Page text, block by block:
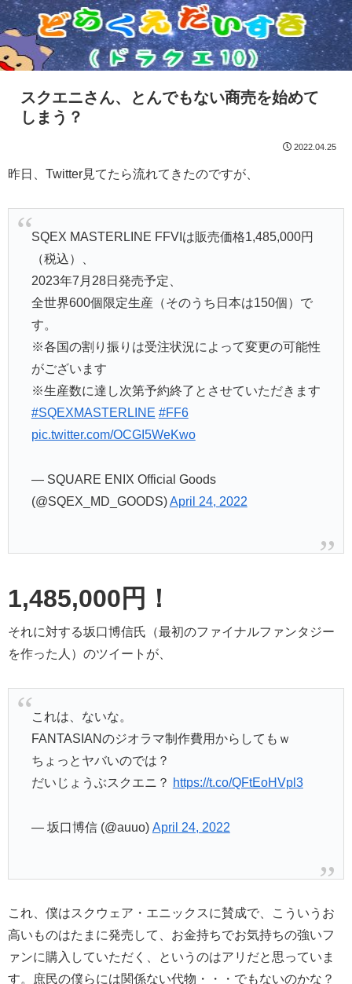
スクエニさん、とんでもない商売を始めて
しまう？
2022.04.25
昨日、Twitter見てたら流れてきたのですが、
SQEX MASTERLINE FFVIは販売価格1,485,000円
（税込）、
2023年7月28日発売予定、
全世界600個限定生産（そのうち日本は150個）で
す。
※各国の割り振りは受注状況によって変更の可能性
がございます
※生産数に達し次第予約終了とさせていただきます
#SQEXMASTERLINE #FF6
pic.twitter.com/OCGI5WeKwo
— SQUARE ENIX Official Goods
(@SQEX_MD_GOODS)April 24, 2022
1,485,000円！
それに対する坂口博信氏（最初のファイナルファンタジー
を作った人）のツイートが、
これは、ないな。
FANTASIANのジオラマ制作費用からしてもｗ
ちょっとヤバいのでは？
だいじょうぶスクエニ？ https://t.co/QFtEoHVpl3
— 坂口博信 (@auuo) April 24, 2022
これ、僕はスクウェア・エニックスに賛成で、こういうお
高いものはたまに発売して、お金持ちでお気持ちの強いフ
ァンに購入していただく、というのはアリだと思っていま
す。庶民の僕らには関係ない代物・・・でもないのかな？